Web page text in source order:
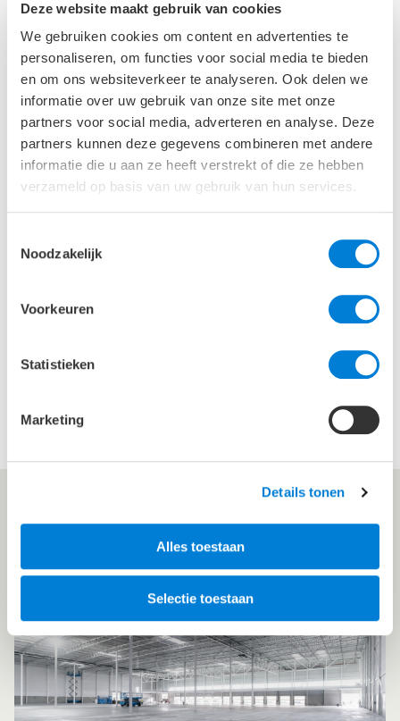
Deze website maakt gebruik van cookies
We gebruiken cookies om content en advertenties te
personaliseren, om functies voor social media te bieden
en om ons websiteverkeer te analyseren. Ook delen we
informatie over uw gebruik van onze site met onze
partners voor social media, adverteren en analyse. Deze
partners kunnen deze gegevens combineren met andere
informatie die u aan ze heeft verstrekt of die ze hebben
verzameld op basis van uw gebruik van hun services.
Noodzakelijk
Voorkeuren
Statistieken
Marketing
Details tonen
Alles toestaan
Selectie toestaan
Nieuws